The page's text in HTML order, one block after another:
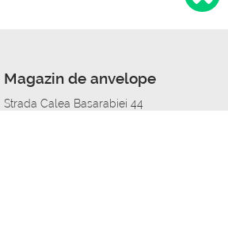
Magazin de anvelope
Strada Calea Basarabiei 44